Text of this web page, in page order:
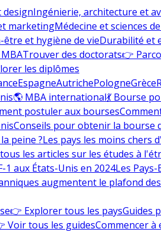
designIngénierie, architecture et
marketingMédecine et sciences
et hygiène de vieDurabilité et
Trouver des doctorats👉
les diplômes
EspagneAutrichePologneGrèce
🌎 MBA international💃 Bourse
postuler aux bourses
Conseils pour obtenir la bourse
peine ?Les pays les moins chers
les articles sur les études à
1 aux États-Unis en 2024Les
augmentent le plafond
👉 Explorer tous les paysGuides
Voir tous les guidesCommencer à